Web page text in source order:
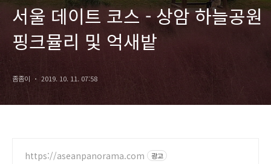
서울 데이트 코스 - 상암 하늘공원
핑크뮬리 및 억새밭
좀좀이 2019. 10. 11. 07:58
https://aseanpanorama.com 광고